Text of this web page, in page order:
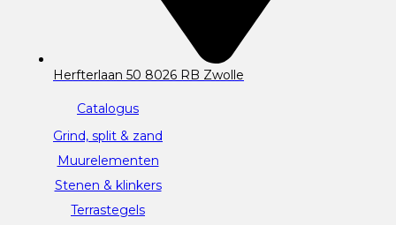
Herfterlaan 50 8026 RB Zwolle
Catalogus
Grind, split & zand
Muurelementen
Stenen & klinkers
Terrastegels